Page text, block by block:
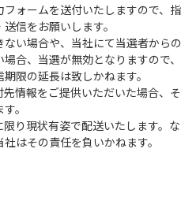
ォームを送付いたしますので、指
信をお願いします。
い場合や、当社にて当選者からの
合、当選が無効となりますので、
限の延長は致しかねます。
情報をご提供いただいた場合、そ
す。
り現状有姿で配送いたします。な
はその責任を負いかねます。